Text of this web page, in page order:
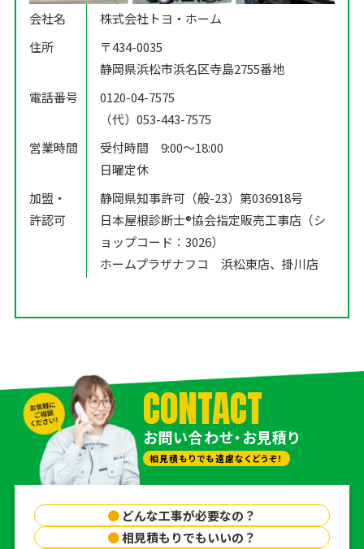
会社名
株式会社トヨ・ホーム
住所
〒434-0035
静岡県浜松市浜名区寺島2755番地
電話番号
0120-04-7575
（代）053-443-7575
営業時間
受付時間 9:00〜18:00
日曜定休
加盟・
許認可
静岡県知事許可（般-23）第036918号
日本屋根診断士®️協会指定販売工事店（シ
ョップコード：3026）
ホームプラザナフコ 浜松東店、掛川店
CONTACT
お問い合わせ・お見積り
相見積もりでも遠慮なくどうぞ！
● どんな工事が必要なの？
●相見積もりでもいいの？